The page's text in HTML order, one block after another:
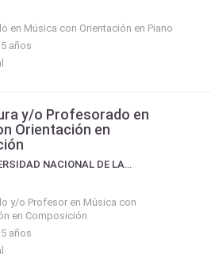
en Música con Orientación en Piano
años
y/o Profesorado en
Orientación en
UNLP - UNIVERSIDAD NACIONAL DE LA PLATA
y/o Profesor en Música con
en Composición
años